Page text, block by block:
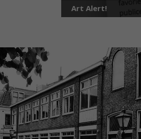
Art Alert!